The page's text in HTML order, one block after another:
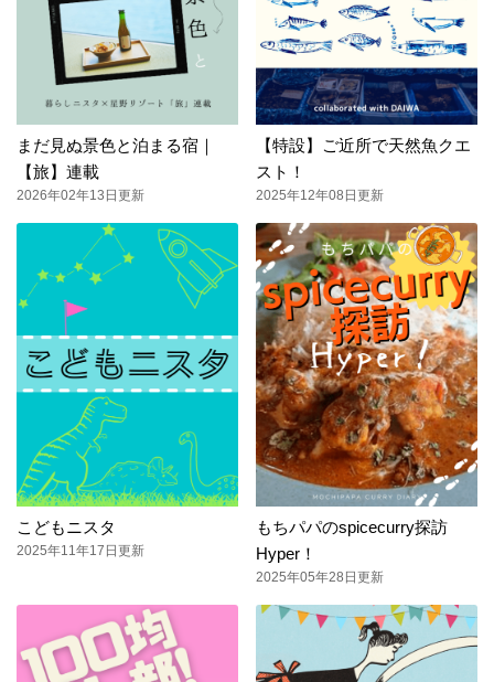
まだ見ぬ景色と泊まる宿｜
【旅】連載
2026年02年13日更新
【特設】ご近所で天然魚クエ
スト！
2025年12年08日更新
こどもニスタ
2025年11年17日更新
もちパパのspicecurry探訪
Hyper！
2025年05年28日更新